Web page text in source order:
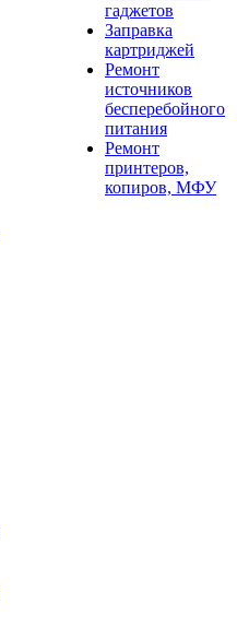
гаджетов
Заправка
картриджей
Ремонт
источников
бесперебойного
питания
Ремонт
принтеров,
копиров, МФУ